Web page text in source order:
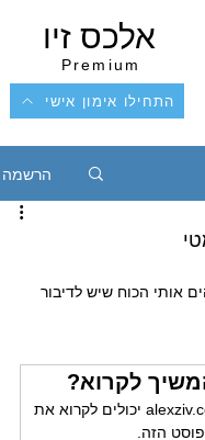
אלכס זיו
Premium
התחילו אימון אישי
הרשמה
אותי הכוח שיש לדיבור
לקרוא?
רק המנויים של alexziv.co.il יכולים לקרוא את
הזה.